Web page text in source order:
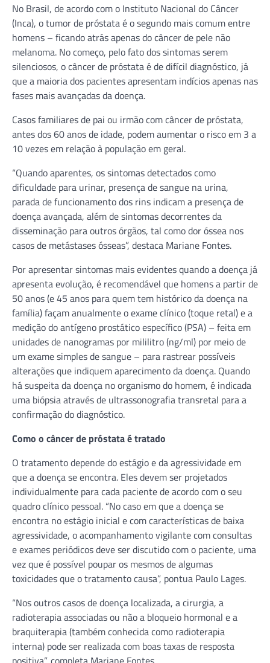
No Brasil, de acordo com o Instituto Nacional do Câncer
(Inca), o tumor de próstata é o segundo mais comum entre
homens – ficando atrás apenas do câncer de pele não
melanoma. No começo, pelo fato dos sintomas serem
silenciosos, o câncer de próstata é de difícil diagnóstico, já
que a maioria dos pacientes apresentam indícios apenas nas
fases mais avançadas da doença.
Casos familiares de pai ou irmão com câncer de próstata,
antes dos 60 anos de idade, podem aumentar o risco em 3 a
10 vezes em relação à população em geral.
“Quando aparentes, os sintomas detectados como
dificuldade para urinar, presença de sangue na urina,
parada de funcionamento dos rins indicam a presença de
doença avançada, além de sintomas decorrentes da
disseminação para outros órgãos, tal como dor óssea nos
casos de metástases ósseas”, destaca Mariane Fontes.
Por apresentar sintomas mais evidentes quando a doença já
apresenta evolução, é recomendável que homens a partir de
50 anos (e 45 anos para quem tem histórico da doença na
família) façam anualmente o exame clínico (toque retal) e a
medição do antígeno prostático específico (PSA) – feita em
unidades de nanogramas por mililitro (ng/ml) por meio de
um exame simples de sangue – para rastrear possíveis
alterações que indiquem aparecimento da doença. Quando
há suspeita da doença no organismo do homem, é indicada
uma biópsia através de ultrassonografia transretal para a
confirmação do diagnóstico.
Como o câncer de próstata é tratado
O tratamento depende do estágio e da agressividade em
que a doença se encontra. Eles devem ser projetados
individualmente para cada paciente de acordo com o seu
quadro clínico pessoal. “No caso em que a doença se
encontra no estágio inicial e com características de baixa
agressividade, o acompanhamento vigilante com consultas
e exames periódicos deve ser discutido com o paciente, uma
vez que é possível poupar os mesmos de algumas
toxicidades que o tratamento causa”, pontua Paulo Lages.
“Nos outros casos de doença localizada, a cirurgia, a
radioterapia associadas ou não a bloqueio hormonal e a
braquiterapia (também conhecida como radioterapia
interna) pode ser realizada com boas taxas de resposta